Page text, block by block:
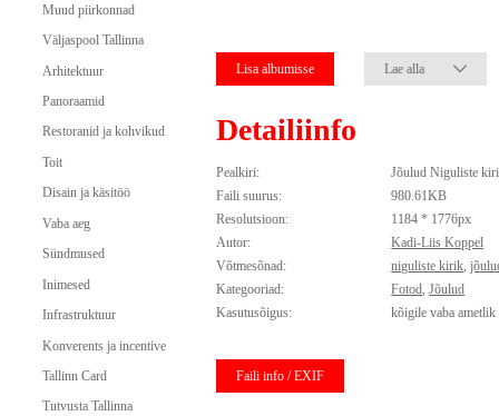
Muud piirkonnad
Väljaspool Tallinna
Arhitektuur
Panoraamid
Restoranid ja kohvikud
Toit
Disain ja käsitöö
Vaba aeg
Sündmused
Inimesed
Infrastruktuur
Konverents ja incentive
Tallinn Card
Tutvusta Tallinna
Lisa albumisse Lae alla
Detailiinfo
Pealkiri:
Jõulud Niguliste
Faili suurus:
980.61KB
Resolutsioon:
1184 * 1776px
Autor:
Kadi-Liis Koppel
Võtmesõnad:
niguliste kirik,
Kategooriad:
Fotod,Jõulud
Kasutusõigus:
kõigile vaba
Faili info / EXIF